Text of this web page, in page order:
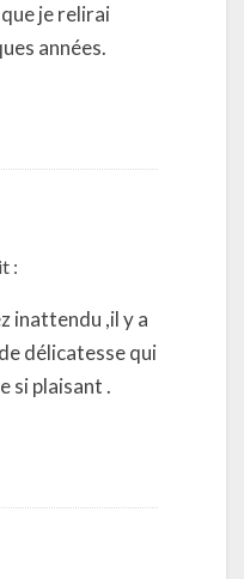
je relirai
années.
:
inattendu ,il y a
délicatesse qui
si plaisant .